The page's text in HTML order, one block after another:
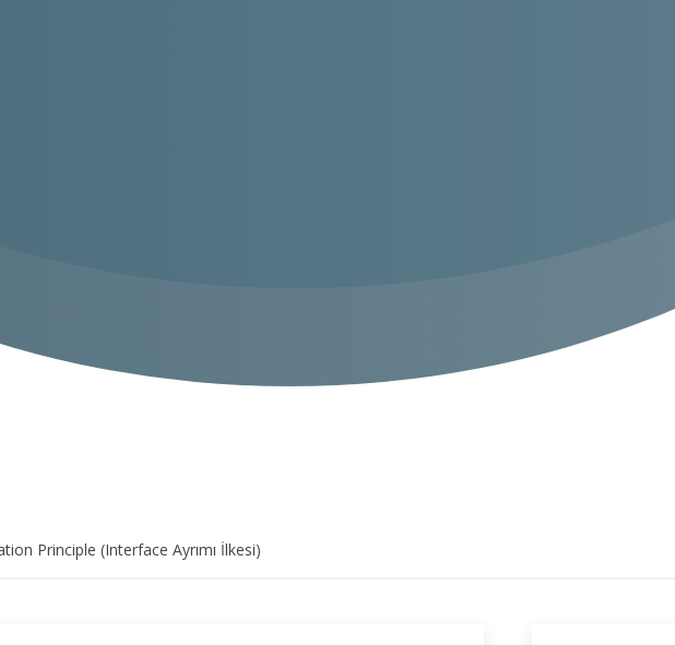
Principle (Interface Ayrımı İlkesi)